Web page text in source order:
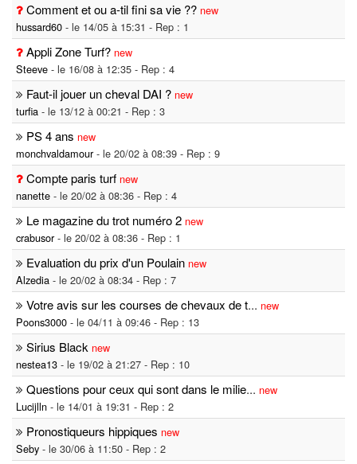
Comment et ou a-til fini sa vie ?? new
hussard60 - le 14/05 à 15:31 - Rep : 1
Appli Zone Turf? new
Steeve - le 16/08 à 12:35 - Rep : 4
Faut-il jouer un cheval DAI ? new
turfia - le 13/12 à 00:21 - Rep : 3
PS 4 ans new
monchvaldamour - le 20/02 à 08:39 - Rep : 9
Compte paris turf new
nanette - le 20/02 à 08:36 - Rep : 4
Le magazine du trot numéro 2 new
crabusor - le 20/02 à 08:36 - Rep : 1
Evaluation du prix d'un Poulain new
Alzedia - le 20/02 à 08:34 - Rep : 7
Votre avis sur les courses de chevaux de t... new
Poons3000 - le 04/11 à 09:46 - Rep : 13
Sirius Black new
nestea13 - le 19/02 à 21:27 - Rep : 10
Questions pour ceux qui sont dans le milie... new
Lucijlln - le 14/01 à 19:31 - Rep : 2
Pronostiqueurs hippiques new
Seby - le 30/06 à 11:50 - Rep : 2